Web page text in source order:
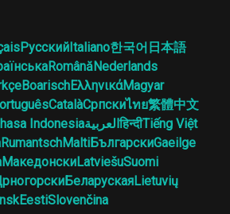
РусскийItaliano한국어 日本語
RomânăNederlands
BoarischΕλληνικάMagyar
CatalàСрпскиไทย繁體中文
Indonesiaالعربيةहिन्दीTiếng Việt
RumantschMaltiБългарскиGaeilge
МакедонскиLatviešuSuomi
БеларускаяLietuvių
EestiSlovenčina